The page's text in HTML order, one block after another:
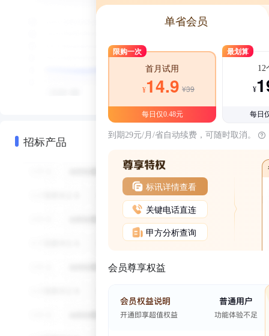
招标产品
单省会员
限购一次
首月试用
¥14.9 ¥39
每日仅0.48元
最划算
12
¥
每日
到期29元/月/省自动续费，可随时取消。
标讯详情查看
关键电话直连
甲方分析查询
会员尊享权益